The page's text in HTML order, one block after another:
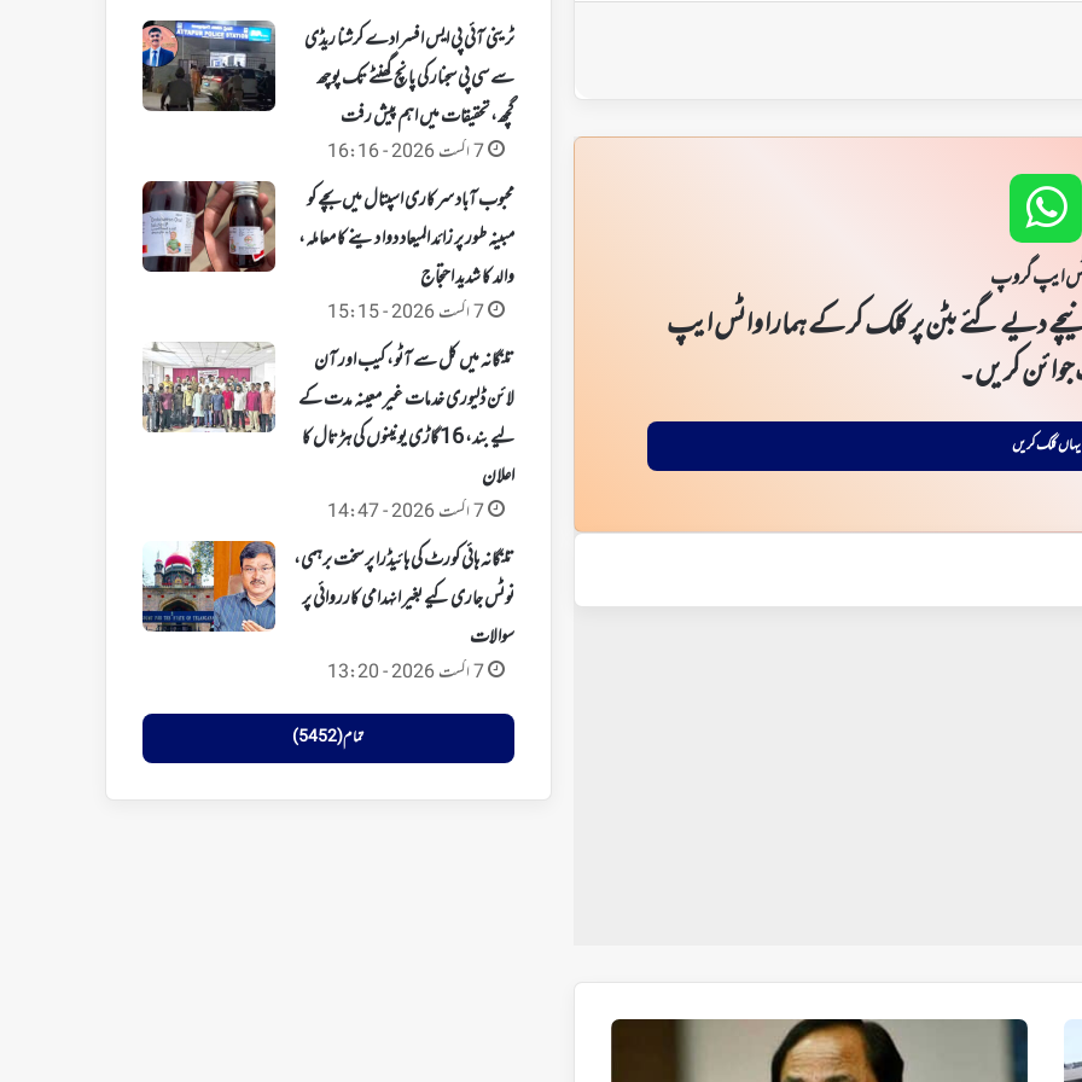
ایپ گروپ
دیے گئے بٹن پر کلک کر کے ہمارا واٹس ایپ
کریں۔
یہاں کلک کریں
تلنگانہ
ٹرینی آئی پی ایس افسر ادے کرشنا ریڈی
سے سی پی سجنار کی پانچ گھنٹے تک پوچھ
گچھ، تحقیقات میں اہم پیش رفت
7 اگست 2026 - 16:16
محبوب آباد سرکاری اسپتال میں بچے کو
مبینہ طور پر زائد المیعاد دوا دینے کا معاملہ،
والد کا شدید احتجاج
7 اگست 2026 - 15:15
تلنگانہ میں کل سے آٹو، کیب اور آن
لائن ڈلیوری خدمات غیر معینہ مدت کے
لیے بند، 16 گاڑی یونینوں کی ہڑتال کا
اعلان
7 اگست 2026 - 14:47
تلنگانہ ہائی کورٹ کی ہائیڈرا پر سخت برہمی،
نوٹس جاری کیے بغیر انہدامی کارروائی پر
سوالات
7 اگست 2026 - 13:20
تمام (5452)